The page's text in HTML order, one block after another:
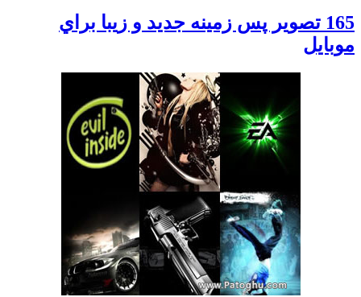
165 تصوير پس زمينه جديد و زيبا براي
موبايل